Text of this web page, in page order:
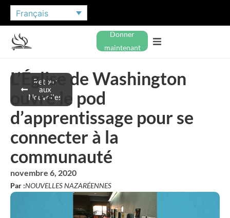
Français
Donner
maintenant
Retour
aux
Nouvelles
L’Église de Washington
ouvre le pod
d’apprentissage pour se
connecter à la
communauté
novembre 6, 2020
Par :NOUVELLES NAZARÉENNES